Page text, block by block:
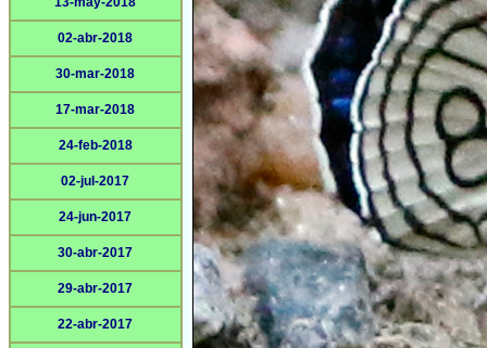
02-abr-2018
30-mar-2018
17-mar-2018
24-feb-2018
02-jul-2017
24-jun-2017
30-abr-2017
29-abr-2017
22-abr-2017